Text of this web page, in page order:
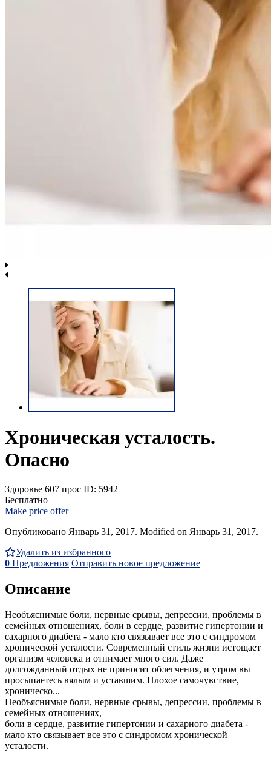
Хроническая усталость.
Опасно
Здоровье 607 прос ID: 5942
Бесплатно
Make price offer
Опубликовано Январь 31, 2017. Modified on Январь 31, 2017.
Удалить из избранного
0 Предложения Отправить новое предложение
Описание
Необъяснимые боли, нервные срывы, депрессии, проблемы в
семейных отношениях, боли в сердце, развитие гипертонии и
сахарного диабета - мало кто связывает все это с синдромом
хронической усталости. Современный стиль жизни истощает
организм человека и отнимает много сил. Даже
долгожданный отдых не приносит облегчения, и утром вы
просыпаетесь вялым и уставшим. Плохое самочувствие,
хроническо...
Необъяснимые боли, нервные срывы, депрессии, проблемы в
семейных отношениях,
боли в сердце, развитие гипертонии и сахарного диабета -
мало кто связывает все это с синдромом хронической
усталости.